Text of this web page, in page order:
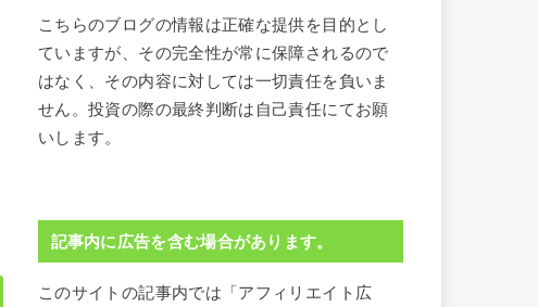
こちらのブログの情報は正確な提供を目的とし
ていますが、その完全性が常に保障されるので
はなく、その内容に対しては一切責任を負いま
せん。投資の際の最終判断は自己責任にてお願
いします。
記事内に広告を含む場合があります。
このサイトの記事内では「アフィリエイト広